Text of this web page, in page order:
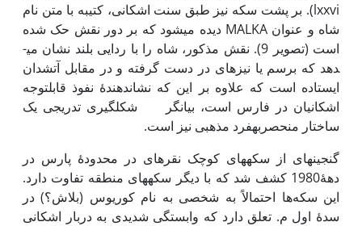
lxxvi). بر پشت سکه نیز طبق سنت اشکانی، کتیبه با متن نام
شاه و عنوان MALKA دیده می­شود که بر دور نقش حک شده
است (تصویر 9). نقش مذکور، شاه را با ردایی بلند نشان می­
دهد که برسم یا نیزه­ای در دست گرفته و در مقابل آتشدان
ایستاده است که علاوه بر این که نشان­دهندۀ نفوذ قابل­توجه
اشکانیان در فارس است، بیانگر شکل­گیری تدریجی یک
ساختار منحصر­به­فرد مذهبی نیز است.
گنجینه­ای از سکه­های کوچک نقره­ای در محدودۀ پارس در
دهۀ1980 کشف شد که با دیگر سکه­های منطقه تفاوت دارد.
این سکه‌ها احتمالاً به شخصی به نام کوریوس (بلاش؟) در
سدۀ اول م. تعلق دارد که وابستگی شدیدی به دربار اشکانی